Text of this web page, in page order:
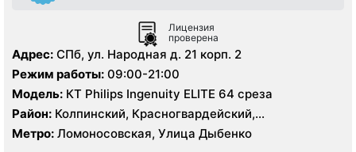
Лицензия
проверена
Адрес: СПб, ул. Народная д. 21 корп. 2
Режим работы: 09:00-21:00
Модель: КТ Philips Ingenuity ELITE 64 среза
Район: Колпинский, Красногвардейский,
Ленинградская область, Невский
Метро: Ломоносовская, Улица Дыбенко